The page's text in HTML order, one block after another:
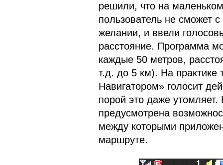
решили, что на
пользователь не сможет
желании, и ввели
расстояние. Программа
каждые 50 метров,
т.д. до 5 км). На
Навигатором» голосит
порой это даже утомляет.
предусмотрена
между которыми
маршруте.